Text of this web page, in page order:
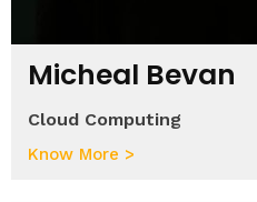
Micheal Bevan
Cloud Computing
Know More >